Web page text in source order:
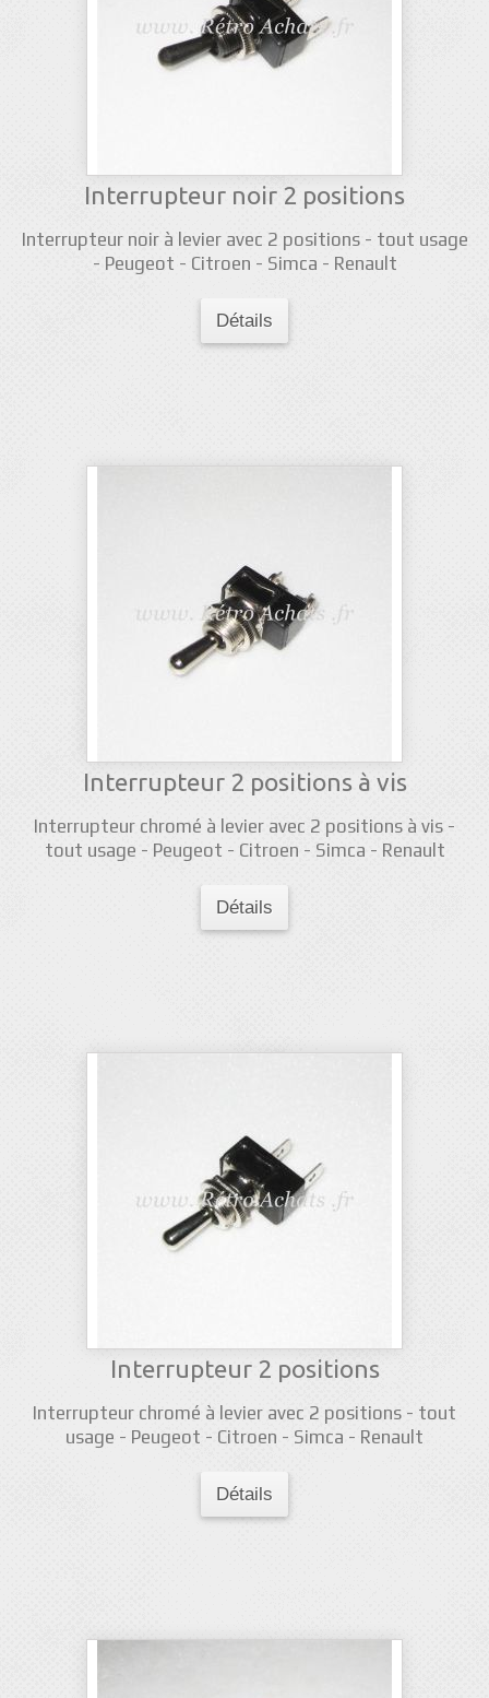
Interrupteur noir 2 positions
Interrupteur noir à levier avec 2 positions - tout usage
- Peugeot - Citroen - Simca - Renault
Détails
Interrupteur 2 positions à vis
Interrupteur chromé à levier avec 2 positions à vis -
tout usage - Peugeot - Citroen - Simca - Renault
Détails
Interrupteur 2 positions
Interrupteur chromé à levier avec 2 positions - tout
usage - Peugeot - Citroen - Simca - Renault
Détails